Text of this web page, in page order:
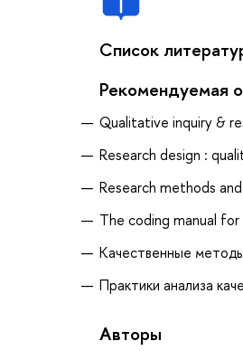
Список
Рекомендуемая
Qualitative inquiry &
Research design :
Research methods
The coding manual
Качественные
Практики анализа
Авторы